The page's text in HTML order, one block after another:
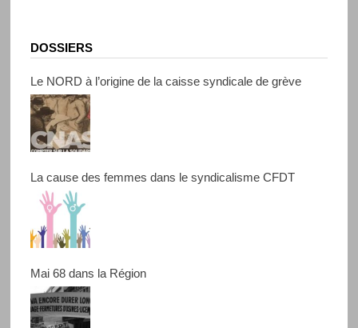
DOSSIERS
Le NORD à l’origine de la caisse syndicale de grève
La cause des femmes dans le syndicalisme CFDT
Mai 68 dans la Région